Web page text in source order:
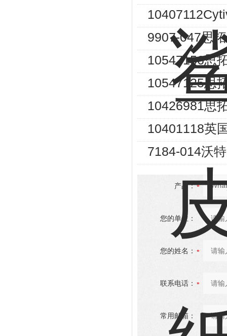
9907-047思
10547156思
10547125思
10426981思
10401118英
7184-014沃
产品：
您的单位：
您的姓名：
联系电话：
常用邮箱：